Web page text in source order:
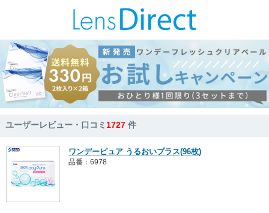
ユーザーレビュー・口コミ1727 件
ワンデーピュア うるおいプラス(96枚)
品番：6978